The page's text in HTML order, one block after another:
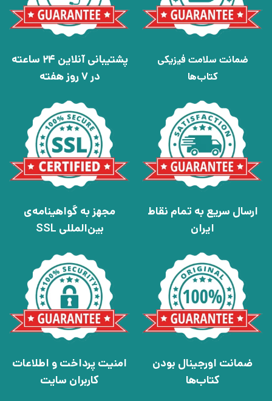
ضمانت سلامت فیزیکی
کتاب‌ها
پشتیبانی آنلاین 24 ساعته
در 7 روز هفته
ارسال سریع به تمام نقاط
ایران
مجهز به گواهینامه‌ی
بین‌المللی SSL
ضمانت اورجینال بودن
کتاب‌ها
امنیت پرداخت و اطلاعات
کاربران سایت